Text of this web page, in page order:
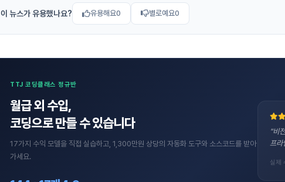
이 뉴스가 유용했나요? 유용해요0 별로예요0
TTJ 코딩클래스 정규반
월급 외 수입,
코딩으로 만들 수 있습니다
17가지 수익 모델을 직접 실습하고, 1,300만원 상당의 자동화 도구와 소스코드를 받아
가세요.
"비
프라
실제